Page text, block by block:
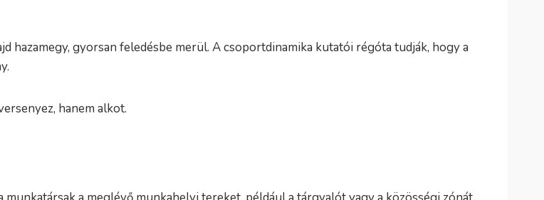
hazamegy, gyorsan feledésbe merül. A csoportdinamika kutatói régóta tudják, hogy a
hanem alkot.